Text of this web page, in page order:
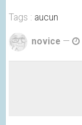
Tags : aucun
novice —